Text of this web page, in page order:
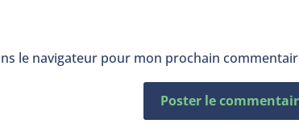
le navigateur pour mon prochain